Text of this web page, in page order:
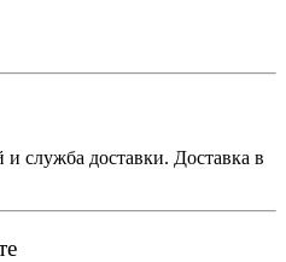
служба доставки. Доставка в